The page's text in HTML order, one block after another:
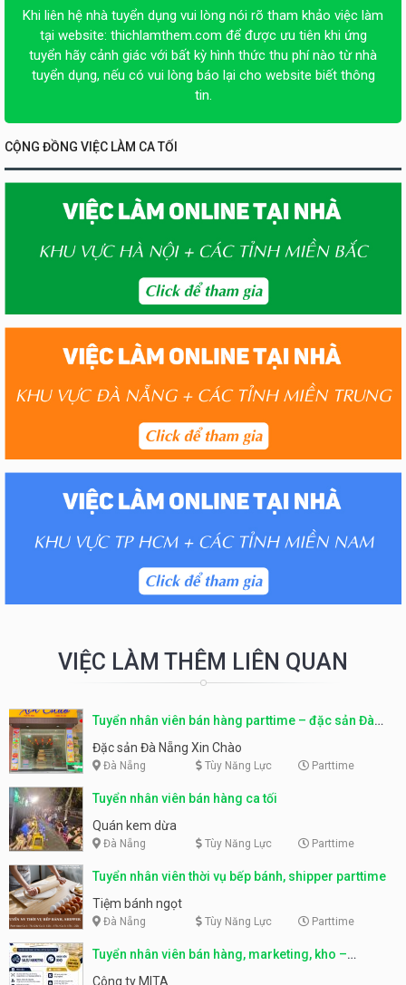
Khi liên hệ nhà tuyển dụng vui lòng nói rõ tham khảo việc làm
tại website: thichlamthem.com để được ưu tiên khi ứng
tuyển hãy cảnh giác với bất kỳ hình thức thu phí nào từ nhà
tuyển dụng, nếu có vui lòng báo lại cho website biết thông
tin.
CỘNG ĐỒNG VIỆC LÀM CA TỐI
VIỆC LÀM THÊM LIÊN QUAN
Tuyển nhân viên bán hàng parttime – đặc sản Đà
Nẵng
Đặc sản Đà Nẵng Xin Chào
Đà Nẵng Tùy Năng Lực Parttime
Tuyển nhân viên bán hàng ca tối
Quán kem dừa
Đà Nẵng Tùy Năng Lực Parttime
Tuyển nhân viên thời vụ bếp bánh, shipper parttime
Tiệm bánh ngọt
Đà Nẵng Tùy Năng Lực Parttime
Tuyển nhân viên bán hàng, marketing, kho –
parttime, fulltime
Công ty MITA